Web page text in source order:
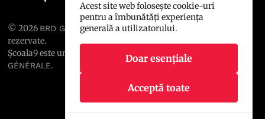
© 2026 BRD GROUPE SOCIÉTÉ GÉNÉRALE
rezervate.
Școala9 este un proiect susținut de
BRD GROUPE SOCIÉTÉ
GÉNÉRALE.
Acest site web folosește cookie-uri
pentru a îmbunătăți experiența
generală a utilizatorului.
Doar esențiale
Acceptă toate